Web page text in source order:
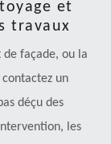
et
travaux
de façade, ou la
un
déçu des
les